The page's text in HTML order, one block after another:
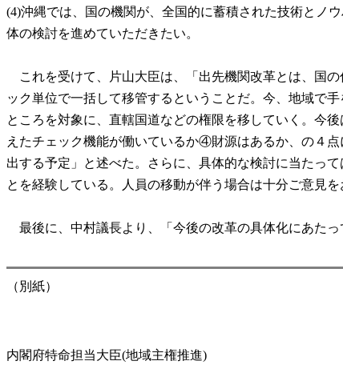
(4)沖縄では、国の機関が、全国的に蓄積された技術とノ
体の検討を進めていただきたい。
これを受けて、片山大臣は、「出先機関改革とは、国
ック単位で一括して移管するということだ。今、地域で
ところを対象に、直轄国道などの権限を移していく。今
えたチェック機能が働いているか④財源はあるか、の４
出する予定」と述べた。さらに、具体的な検討に当たっ
とを経験している。人員の移動が伴う場合は十分ご意見
最後に、中村議長より、「今後の改革の具体化にあた
（別紙）
内閣府特命担当大臣(地域主権推進)